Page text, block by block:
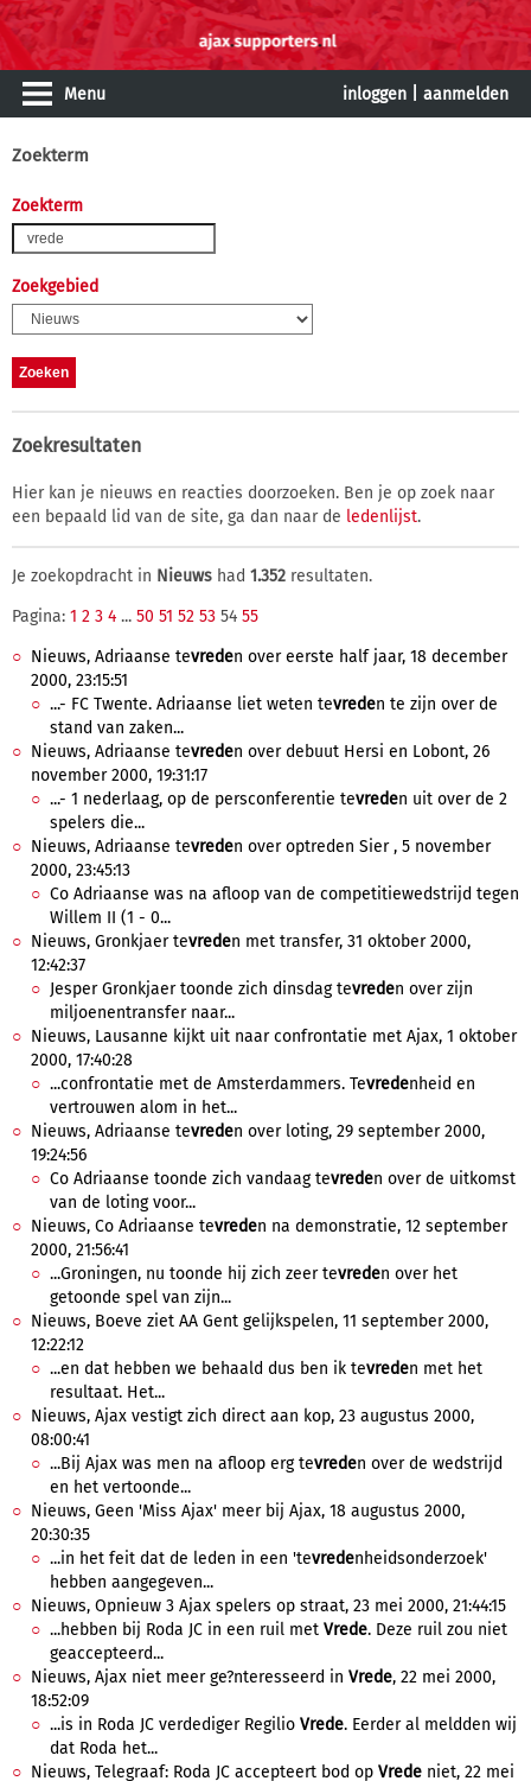
Menu inloggen aanmelden
Zoekterm
Zoekterm
Zoekgebied
Zoekresultaten
Hier kan je nieuws en reacties doorzoeken. Ben je op zoek naar
een bepaald lid van de site, ga dan naar de ledenlijst.
Je zoekopdracht in Nieuws had 1.352 resultaten.
Pagina: 1 2 3 4 ... 50 51 52 53 54 55
Nieuws, Adriaanse tevreden over eerste half jaar, 18 december
2000, 23:15:51
...- FC Twente. Adriaanse liet weten tevreden te zijn over de
stand van zaken...
Nieuws, Adriaanse tevreden over debuut Hersi en Lobont, 26
november 2000, 19:31:17
...- 1 nederlaag, op de persconferentie tevreden uit over de 2
spelers die...
Nieuws, Adriaanse tevreden over optreden Sier , 5 november
2000, 23:45:13
Co Adriaanse was na afloop van de competitiewedstrijd tegen
Willem II (1 - 0...
Nieuws, Gronkjaer tevreden met transfer, 31 oktober 2000,
12:42:37
Jesper Gronkjaer toonde zich dinsdag tevreden over zijn
miljoenentransfer naar...
Nieuws, Lausanne kijkt uit naar confrontatie met Ajax, 1 oktober
2000, 17:40:28
...confrontatie met de Amsterdammers. Tevredenheid en
vertrouwen alom in het...
Nieuws, Adriaanse tevreden over loting, 29 september 2000,
19:24:56
Co Adriaanse toonde zich vandaag tevreden over de uitkomst
van de loting voor...
Nieuws, Co Adriaanse tevreden na demonstratie, 12 september
2000, 21:56:41
...Groningen, nu toonde hij zich zeer tevreden over het
getoonde spel van zijn...
Nieuws, Boeve ziet AA Gent gelijkspelen, 11 september 2000,
12:22:12
...en dat hebben we behaald dus ben ik tevreden met het
resultaat. Het...
Nieuws, Ajax vestigt zich direct aan kop, 23 augustus 2000,
08:00:41
...Bij Ajax was men na afloop erg tevreden over de wedstrijd
en het vertoonde...
Nieuws, Geen 'Miss Ajax' meer bij Ajax, 18 augustus 2000,
20:30:35
...in het feit dat de leden in een 'tevredenheidsonderzoek'
hebben aangegeven...
Nieuws, Opnieuw 3 Ajax spelers op straat, 23 mei 2000, 21:44:15
...hebben bij Roda JC in een ruil met Vrede. Deze ruil zou niet
geaccepteerd...
Nieuws, Ajax niet meer ge?nteresseerd in Vrede, 22 mei 2000,
18:52:09
...is in Roda JC verdediger Regilio Vrede. Eerder al meldden wij
dat Roda het...
Nieuws, Telegraaf: Roda JC accepteert bod op Vrede niet, 22 mei